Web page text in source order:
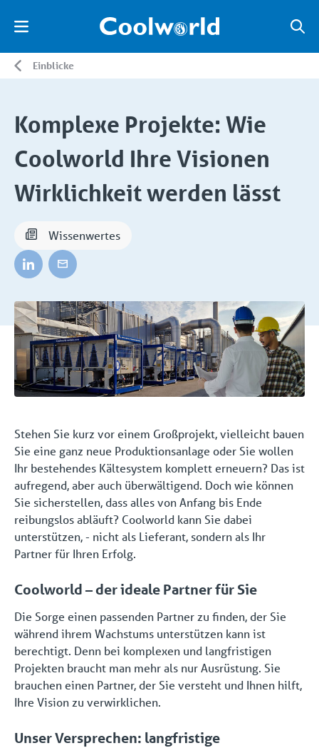
Einblicke
Komplexe Projekte: Wie
Coolworld Ihre Visionen
Wirklichkeit werden lässt
Wissenwertes
Stehen Sie kurz vor einem Großprojekt, vielleicht bauen
Sie eine ganz neue Produktionsanlage oder Sie wollen
Ihr bestehendes Kältesystem komplett erneuern? Das ist
aufregend, aber auch überwältigend. Doch wie können
Sie sicherstellen, dass alles von Anfang bis Ende
reibungslos abläuft? Coolworld kann Sie dabei
unterstützen, - nicht als Lieferant, sondern als Ihr
Partner für Ihren Erfolg.
Coolworld – der ideale Partner für Sie
Die Sorge einen passenden Partner zu finden, der Sie
während ihrem Wachstums unterstützen kann ist
berechtigt. Denn bei komplexen und langfristigen
Projekten braucht man mehr als nur Ausrüstung. Sie
brauchen einen Partner, der Sie versteht und Ihnen hilft,
Ihre Vision zu verwirklichen.
Unser Versprechen: langfristige